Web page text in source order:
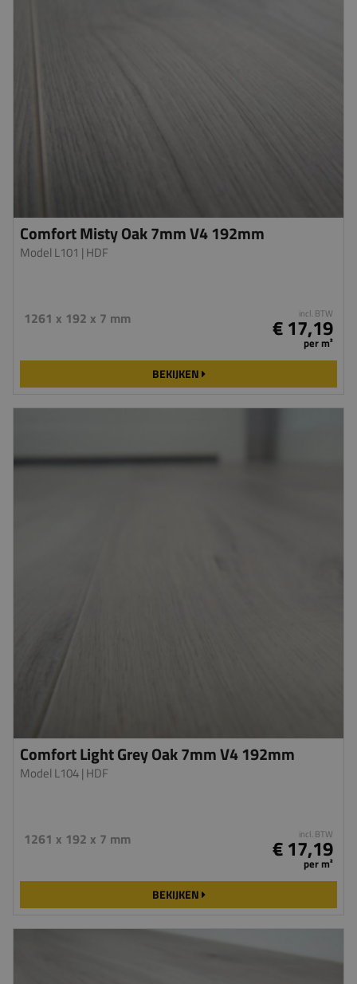
Comfort Misty Oak 7mm V4 192mm
Model L101 | HDF
1261 x 192 x 7 mm incl. BTW
€ 17,19
per m²
BEKIJKEN
Comfort Light Grey Oak 7mm V4 192mm
Model L104| HDF
1261 x 192 x 7 mm incl. BTW
€ 17,19
per m²
BEKIJKEN